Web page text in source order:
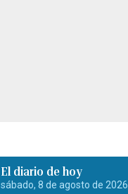
El diario de hoy
sábado, 8 de agosto de 2026